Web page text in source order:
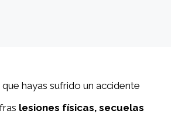
hayas sufrido un accidente
lesiones físicas, secuelas